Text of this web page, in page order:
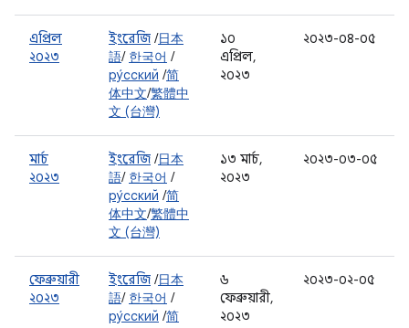
এপ্রিল
২০২৩
ইংরেজি /日本
語/ 한국어 /
ру́сский /简
体中文/繁體中
文 (台灣)
১০
এপ্রিল,
২০২৩
২০২৩-০৪-০৫
মার্চ
২০২৩
ইংরেজি /日本
語/ 한국어 /
ру́сский /简
体中文/繁體中
文 (台灣)
১৩ মার্চ,
২০২৩
২০২৩-০৩-০৫
ফেব্রুয়ারী
২০২৩
ইংরেজি /日本
語/ 한국어 /
ру́сский /简
৬
ফেব্রুয়ারী,
২০২৩
২০২৩-০২-০৫